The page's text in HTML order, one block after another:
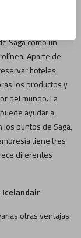
como Saga
Saga como un
Aparte de
hoteles,
los productos y
del mundo. La
ayudar a
los puntos de Saga,
tiene tres
diferentes
otras ventajas